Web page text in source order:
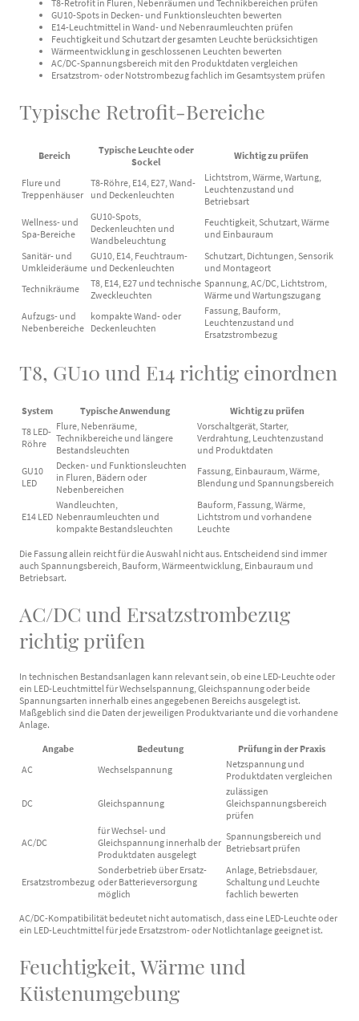
T8-Retrofit in Fluren, Nebenräumen und Technikbereichen prüfen
GU10-Spots in Decken- und Funktionsleuchten bewerten
E14-Leuchtmittel in Wand- und Nebenraumleuchten prüfen
Feuchtigkeit und Schutzart der gesamten Leuchte berücksichtigen
Wärmeentwicklung in geschlossenen Leuchten bewerten
AC/DC-Spannungsbereich mit den Produktdaten vergleichen
Ersatzstrom- oder Notstrombezug fachlich im Gesamtsystem prüfen
Typische Retrofit-Bereiche
Bereich
Typische Leuchte oder
Sockel
Wichtig zu prüfen
Flure und
Treppenhäuser
T8-Röhre, E14, E27, Wand-
und Deckenleuchten
Lichtstrom, Wärme, Wartung,
Leuchtenzustand und
Betriebsart
Wellness- und
Spa-Bereiche
GU10-Spots,
Deckenleuchten und
Wandbeleuchtung
Feuchtigkeit, Schutzart, Wärme
und Einbauraum
Sanitär- und
Umkleideräume
GU10, E14, Feuchtraum-
und Deckenleuchten
Schutzart, Dichtungen, Sensorik
und Montageort
Technikräume
T8, E14, E27 und technische
Zweckleuchten
Spannung, AC/DC, Lichtstrom,
Wärme und Wartungszugang
Aufzugs- und
Nebenbereiche
kompakte Wand- oder
Deckenleuchten
Fassung, Bauform,
Leuchtenzustand und
Ersatzstrombezug
T8, GU10 und E14 richtig einordnen
System Typische Anwendung
Wichtig zu prüfen
T8 LED-
Röhre
Flure, Nebenräume,
Technikbereiche und längere
Bestandsleuchten
Vorschaltgerät, Starter,
Verdrahtung, Leuchtenzustand
und Produktdaten
GU10
LED
Decken- und Funktionsleuchten
in Fluren, Bädern oder
Nebenbereichen
Fassung, Einbauraum, Wärme,
Blendung und Spannungsbereich
E14 LED
Wandleuchten,
Nebenraumleuchten und
kompakte Bestandsleuchten
Bauform, Fassung, Wärme,
Lichtstrom und vorhandene
Leuchte
Die Fassung allein reicht für die Auswahl nicht aus. Entscheidend sind immer
auch Spannungsbereich, Bauform, Wärmeentwicklung, Einbauraum und
Betriebsart.
AC/DC und Ersatzstrombezug
richtig prüfen
In technischen Bestandsanlagen kann relevant sein, ob eine LED-Leuchte oder
ein LED-Leuchtmittel für Wechselspannung, Gleichspannung oder beide
Spannungsarten innerhalb eines angegebenen Bereichs ausgelegt ist.
Maßgeblich sind die Daten der jeweiligen Produktvariante und die vorhandene
Anlage.
Angabe Bedeutung
Prüfung in der Praxis
AC
Wechselspannung
Netzspannung und
Produktdaten vergleichen
DC Gleichspannung
zulässigen
Gleichspannungsbereich
prüfen
AC/DC
für Wechsel- und
Gleichspannung innerhalb der
Produktdaten ausgelegt
Spannungsbereich und
Betriebsart prüfen
Ersatzstrombezug
Sonderbetrieb über Ersatz-
oder Batterieversorgung
möglich
Anlage, Betriebsdauer,
Schaltung und Leuchte
fachlich bewerten
AC/DC-Kompatibilität bedeutet nicht automatisch, dass eine LED-Leuchte oder
ein LED-Leuchtmittel für jede Ersatzstrom- oder Notlichtanlage geeignet ist.
Feuchtigkeit, Wärme und
Küstenumgebung